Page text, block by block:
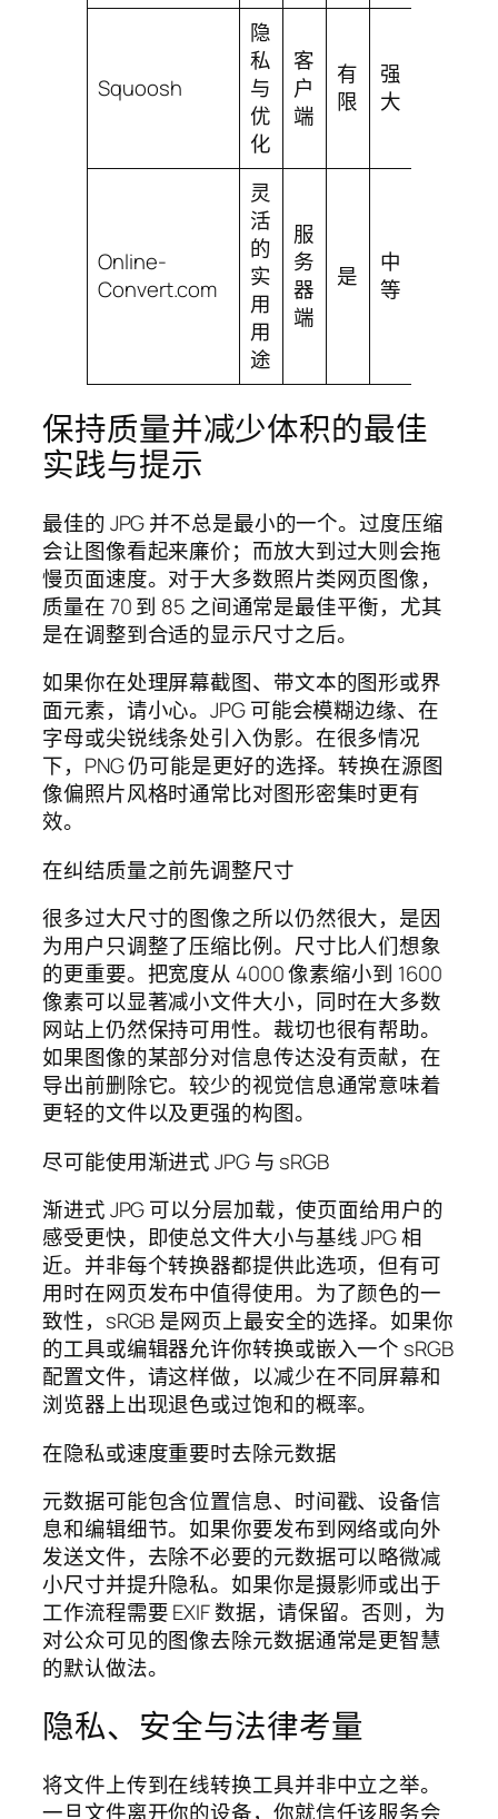
Squoosh
隐
私
与
优
化
客
户
端
有
限
强
大
Online-
Convert.com
灵
活
的
实
用
用
途
服
务
器
端
是
中
等
保持质量并减少体积的最佳
实践与提示
最佳的 JPG 并不总是最小的一个。过度压缩
会让图像看起来廉价；而放大到过大则会拖
慢页面速度。对于大多数照片类网页图像，
质量在 70 到 85 之间通常是最佳平衡，尤其
是在调整到合适的显示尺寸之后。
如果你在处理屏幕截图、带文本的图形或界
面元素，请小心。JPG 可能会模糊边缘、在
字母或尖锐线条处引入伪影。在很多情况
下，PNG 仍可能是更好的选择。转换在源图
像偏照片风格时通常比对图形密集时更有
效。
在纠结质量之前先调整尺寸
很多过大尺寸的图像之所以仍然很大，是因
为用户只调整了压缩比例。尺寸比人们想象
的更重要。把宽度从 4000 像素缩小到 1600
像素可以显著减小文件大小，同时在大多数
网站上仍然保持可用性。裁切也很有帮助。
如果图像的某部分对信息传达没有贡献，在
导出前删除它。较少的视觉信息通常意味着
更轻的文件以及更强的构图。
尽可能使用渐进式 JPG 与 sRGB
渐进式 JPG 可以分层加载，使页面给用户的
感受更快，即使总文件大小与基线 JPG 相
近。并非每个转换器都提供此选项，但有可
用时在网页发布中值得使用。为了颜色的一
致性，sRGB 是网页上最安全的选择。如果你
的工具或编辑器允许你转换或嵌入一个 sRGB
配置文件，请这样做，以减少在不同屏幕和
浏览器上出现退色或过饱和的概率。
在隐私或速度重要时去除元数据
元数据可能包含位置信息、时间戳、设备信
息和编辑细节。如果你要发布到网络或向外
发送文件，去除不必要的元数据可以略微减
小尺寸并提升隐私。如果你是摄影师或出于
工作流程需要 EXIF 数据，请保留。否则，为
对公众可见的图像去除元数据通常是更智慧
的默认做法。
隐私、安全与法律考量
将文件上传到在线转换工具并非中立之举。
一旦文件离开你的设备，你就信任该服务会